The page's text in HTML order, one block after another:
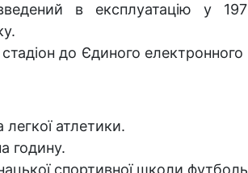
в експлуатацію у
до Єдиного
атлетики.
годину.